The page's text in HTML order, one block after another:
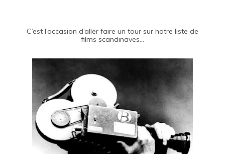
C’est l’occasion d’aller faire un tour sur notre liste de
films scandinaves…